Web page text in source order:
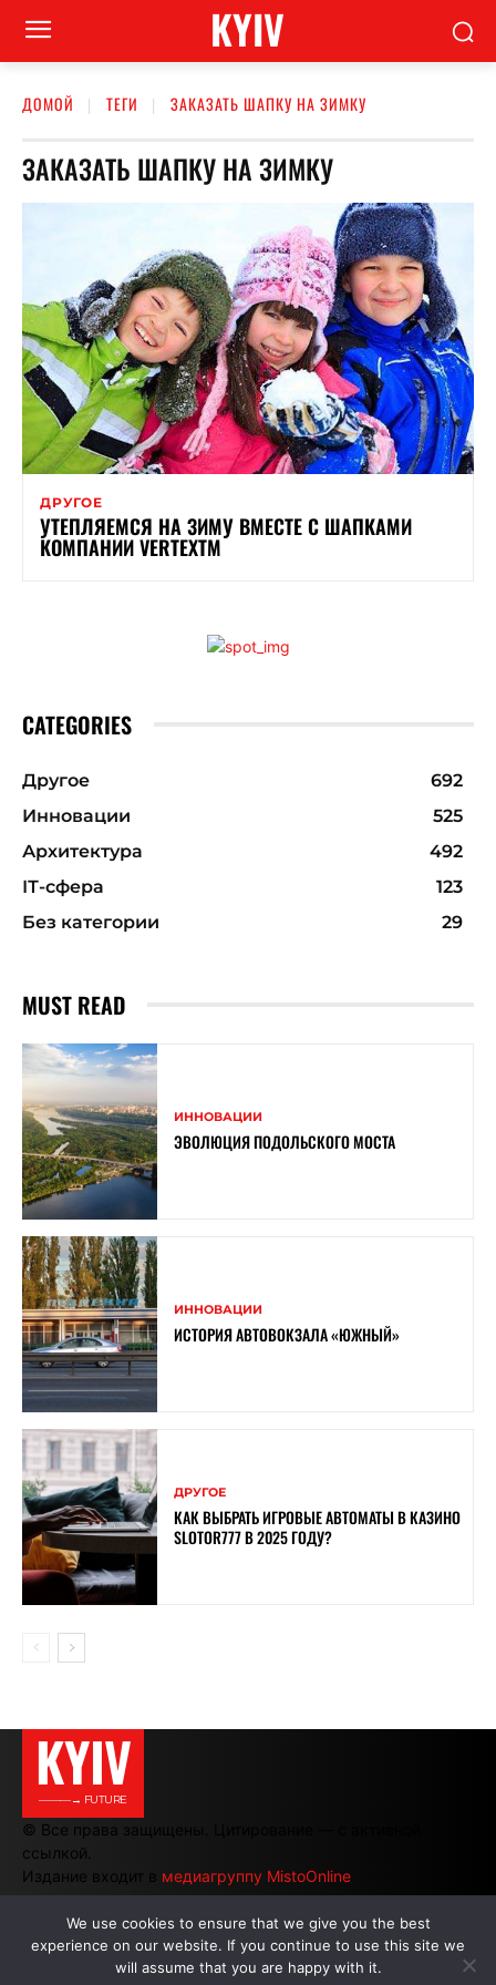
KYIV
ДОМОЙ ТЕГИ ЗАКАЗАТЬ ШАПКУ НА ЗИМКУ
ЗАКАЗАТЬ ШАПКУ НА ЗИМКУ
ДРУГОЕ
УТЕПЛЯЕМСЯ НА ЗИМУ ВМЕСТЕ С ШАПКАМИ
КОМПАНИИ VERTEXTM
CATEGORIES
Другое
692
Инновации
525
Архитектура
492
ІТ-сфера
123
Без категории
29
MUST READ
ИННОВАЦИИ
ЭВОЛЮЦИЯ ПОДОЛЬСКОГО МОСТА
ИННОВАЦИИ
ИСТОРИЯ АВТОВОКЗАЛА «ЮЖНЫЙ»
ДРУГОЕ
КАК ВЫБРАТЬ ИГРОВЫЕ АВТОМАТЫ В КАЗИНО
SLOTOR777 В 2025 ГОДУ?
KYIV
———→ FUTURE
© Все права защищены. Цитирование — с активной
ссылкой.
Издание входит в медиагруппу MistoOnline
АВТОРЫ | РЕКЛАМА НА САЙТЕ
We use cookies to ensure that we give you the best
experience on our website. If you continue to use this site we
will assume that you are happy with it.